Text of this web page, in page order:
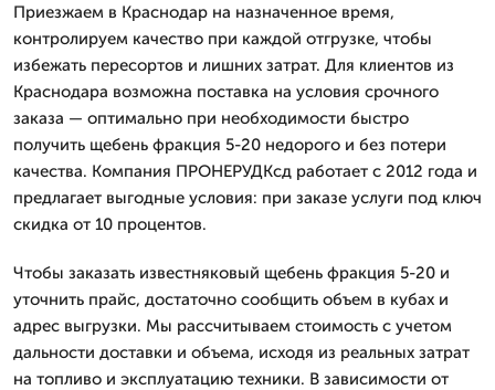
Приезжаем в Краснодар на назначенное время,
контролируем качество при каждой отгрузке, чтобы
избежать пересортов и лишних затрат. Для клиентов из
Краснодара возможна поставка на условия срочного
заказа — оптимально при необходимости быстро
получить щебень фракция 5-20 недорого и без потери
качества. Компания ПРОНЕРУДКсд работает с 2012 года и
предлагает выгодные условия: при заказе услуги под ключ
скидка от 10 процентов.
Чтобы заказать известняковый щебень фракция 5-20 и
уточнить прайс, достаточно сообщить объем в кубах и
адрес выгрузки. Мы рассчитываем стоимость с учетом
дальности доставки и объема, исходя из реальных затрат
на топливо и эксплуатацию техники. В зависимости от